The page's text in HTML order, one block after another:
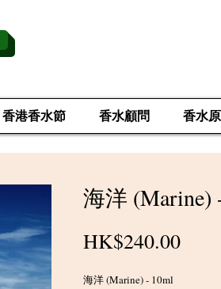
香港香水節 香水顧問 香水
海洋 (Marine)
HK$240.00價
海洋 (Marine) - 10ml